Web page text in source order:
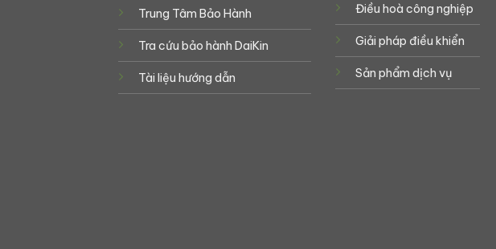
Trung Tâm Bảo Hành
Tra cứu bảo hành DaiKin
Tài liệu hướng dẫn
Điều hoà công nghiệp
Giải pháp điều khiển
Sản phẩm dịch vụ